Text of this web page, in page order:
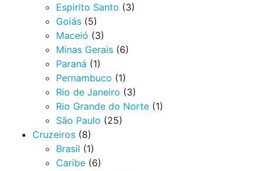
Espirito Santo (3)
Goiás (5)
Maceió (3)
Minas Gerais (6)
Paraná (1)
Pernambuco (1)
Rio de Janeiro (3)
Rio Grande do Norte (1)
São Paulo (25)
Cruzeiros (8)
Brasil (1)
Caribe (6)